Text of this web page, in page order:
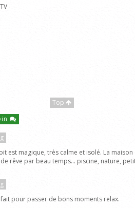
Top
est magique, très calme et isolé. La
rêve par beau temps... piscine, nature,
pour passer de bons moments relax.